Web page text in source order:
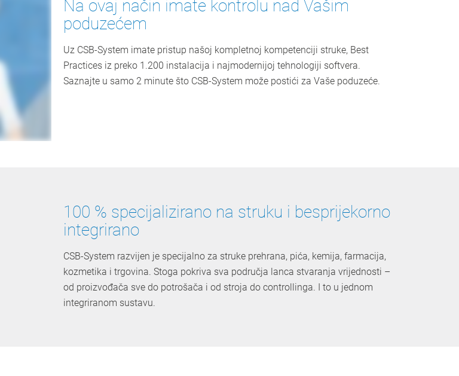
Na ovaj način imate kontrolu nad Vašim
poduzećem
Uz CSB-System imate pristup našoj kompletnoj kompetenciji struke, Best
Practices iz preko 1.200 instalacija i najmodernijoj tehnologiji softvera.
Saznajte u samo 2 minute što CSB-System može postići za Vaše poduzeće.
100 % specijalizirano na struku i besprijekorno
integrirano
CSB-System razvijen je specijalno za struke prehrana, pića, kemija, farmacija,
kozmetika i trgovina. Stoga pokriva sva područja lanca stvaranja vrijednosti –
od proizvođača sve do potrošača i od stroja do controllinga. I to u jednom
integriranom sustavu.